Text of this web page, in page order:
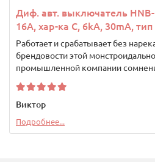
Диф. авт. выключатель
16A, хар-ка C, 6kA, 30mA,
Работает и срабатывает без
брендовости этой
промышленной компании
Виктор
Подробнее...